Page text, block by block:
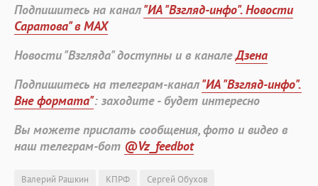
Подпишитесь на канал"ИА "Взгляд-инфо". Новости
Саратова" в MAX
Новости "Взгляда" доступны и в каналеДзена
Подпишитесь на телеграм-канал"ИА "Взгляд-инфо".
Вне формата": заходите - будет интересно
Вы можете прислать сообщения, фото и видео в
наш телеграм-бот @Vz_feedbot
Валерий Рашкин КПРФ
Сергей Обухов